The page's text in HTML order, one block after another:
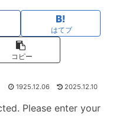
はてブ
コピー
1925.12.06 2025.12.10
Please enter your